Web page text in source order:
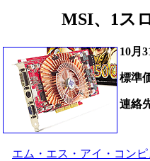
MSI、1ス
10月
標準
連絡
エム・エス・アイ・コン